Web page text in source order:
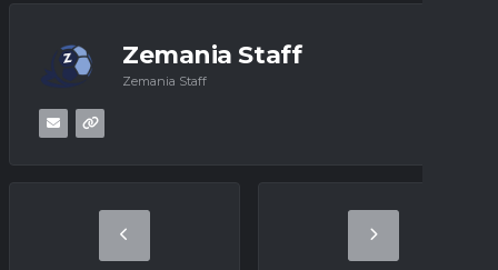
Zemania Staff
Zemania Staff